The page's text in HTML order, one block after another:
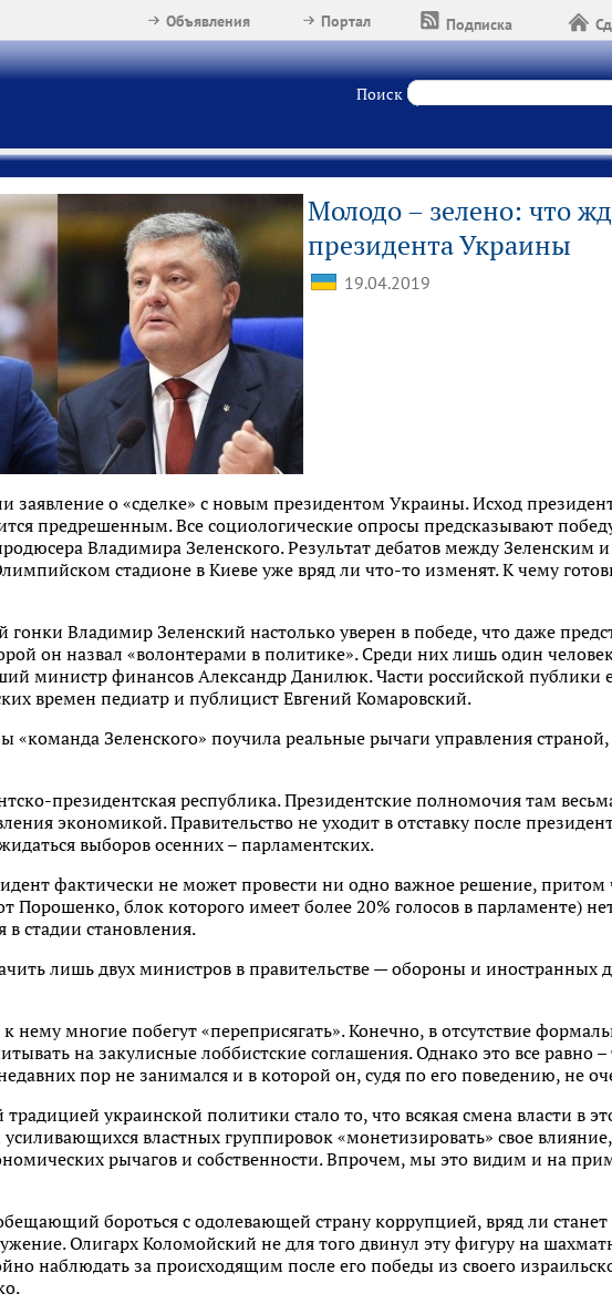
Подписка
Портал
Объявления
Поиск
Молодо – зелено: что
президента Украины
19.04.2019
заявление о «сделке» с новым президентом Украины. Исход
предрешенным. Все социологические опросы предсказывают
Владимира Зеленского. Результат дебатов между Зеленским
стадионе в Киеве уже вряд ли что-то изменят. К чему
гонки Владимир Зеленский настолько уверен в победе, что даже
он назвал «волонтерами в политике». Среди них лишь один
министр финансов Александр Данилюк. Части российской
времен педиатр и публицист Евгений Комаровский.
«команда Зеленского» поучила реальные рычаги управления
президентская республика. Президентские полномочия там
экономикой. Правительство не уходит в отставку после
выборов осенних – парламентских.
фактически не может провести ни одно важное решение, притом
Порошенко, блок которого имеет более 20% голосов в парламенте)
в стадии становления.
лишь двух министров в правительстве — обороны и иностранных
нему многие побегут «переприсягать». Конечно, в отсутствие
на закулисные лоббистские соглашения. Однако это все равно
пор не занимался и в которой он, судя по его поведению, не
украинской политики стало то, что всякая смена власти в
властных группировок «монетизировать» свое
рычагов и собственности. Впрочем, мы это видим и на
бороться с одолевающей страну коррупцией, вряд ли
Олигарх Коломойский не для того двинул эту фигуру на
наблюдать за происходящим после его победы из своего